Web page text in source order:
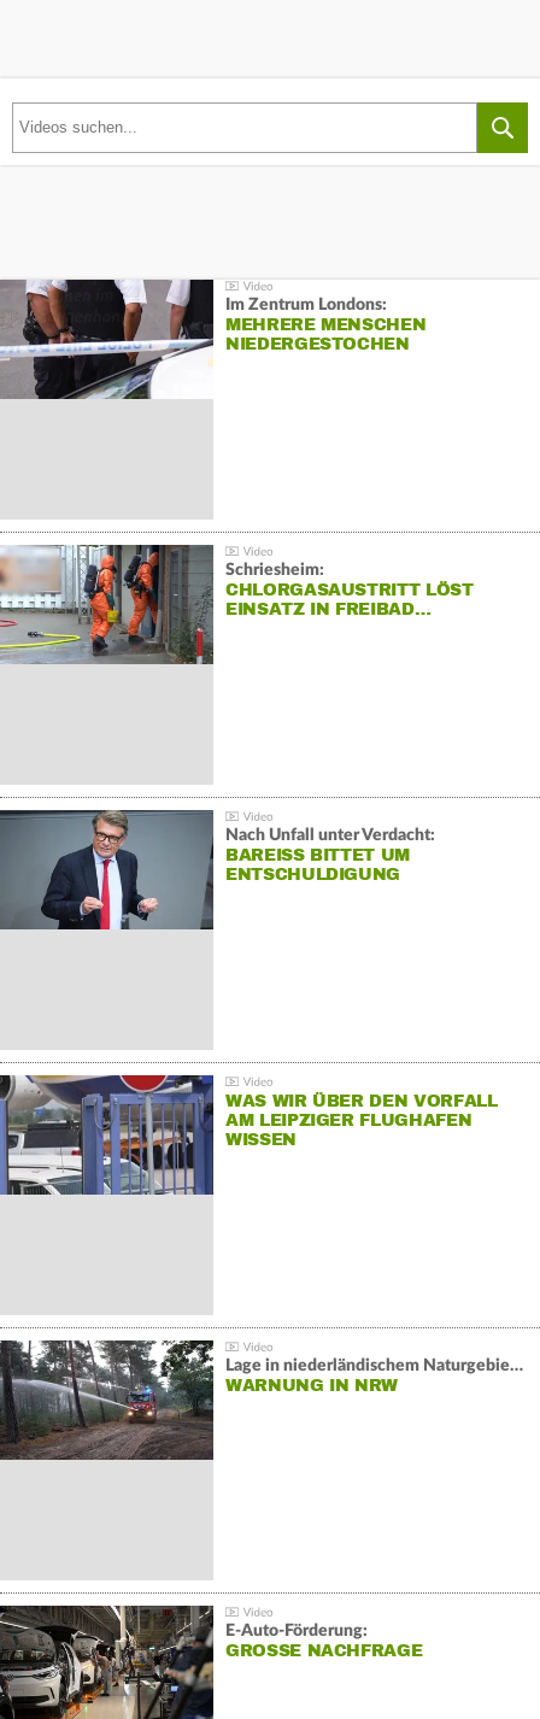
Im Zentrum Londons:
MEHRERE MENSCHEN
NIEDERGESTOCHEN
Schriesheim:
CHLORGASAUSTRITT LÖST
EINSATZ IN FREIBAD…
Nach Unfall unter Verdacht:
BAREISS BITTET UM E
NTSCHULDIGUNG
WAS WIR ÜBER DEN VORFALL
AM LEIPZIGER FLUGHAFEN
WISSEN
Lage in niederländischem Naturgebiet stabil
WARNUNG IN NRW
E-Auto-Förderung:
GROSSE NACHFRAGE